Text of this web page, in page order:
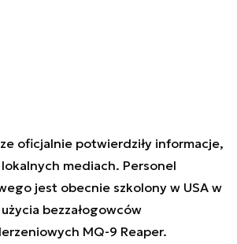
oficjalnie potwierdziły informacje,
mediach. Personel
jest obecnie szkolony w USA w
bezzałogowców
MQ-9 Reaper.